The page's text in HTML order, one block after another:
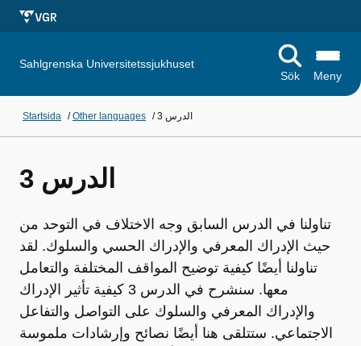
Sahlgrenska Universitetssjukhuset
Sök
Meny
Startsida /Other languages / الدرس 3
الدرس 3
تناولنا في الدرس السابق وجه الاختلاف في التوحد من
حيث الإدراك المعرفي والإدراك الحسي والسلوك. لقد
تناولنا أيضًا كيفية توضيح المواقف المختلفة والتعامل
معها. سنشرح في الدرس 3 كيفية تأثير الإدراك
والإدراك المعرفي والسلوك على التواصل والتفاعل
الاجتماعي. ستتلقى هنا أيضًا نصائح وإرشادات ملموسة